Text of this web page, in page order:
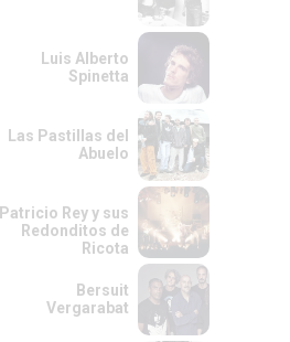
Luis Alberto
Spinetta
Las Pastillas del
Abuelo
Patricio Rey y sus
Redonditos de
Ricota
Bersuit
Vergarabat